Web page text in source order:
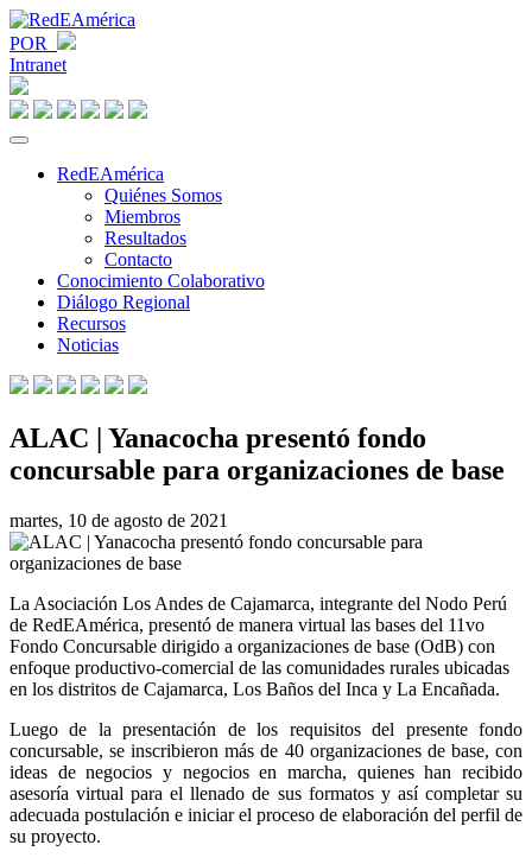
POR
Intranet
RedEAmérica
Quiénes Somos
Miembros
Resultados
Contacto
Conocimiento Colaborativo
Diálogo Regional
Recursos
Noticias
ALAC | Yanacocha presentó fondo
concursable para organizaciones de base
martes, 10 de agosto de 2021
La Asociación Los Andes de Cajamarca, integrante del Nodo Perú
de RedEAmérica, presentó de manera virtual las bases del 11vo
Fondo Concursable dirigido a organizaciones de base (OdB) con
enfoque productivo-comercial de las comunidades rurales ubicadas
en los distritos de Cajamarca, Los Baños del Inca y La Encañada.
Luego de la presentación de los requisitos del presente fondo
concursable, se inscribieron más de 40 organizaciones de base, con
ideas de negocios y negocios en marcha, quienes han recibido
asesoría virtual para el llenado de sus formatos y así completar su
adecuada postulación e iniciar el proceso de elaboración del perfil de
su proyecto.